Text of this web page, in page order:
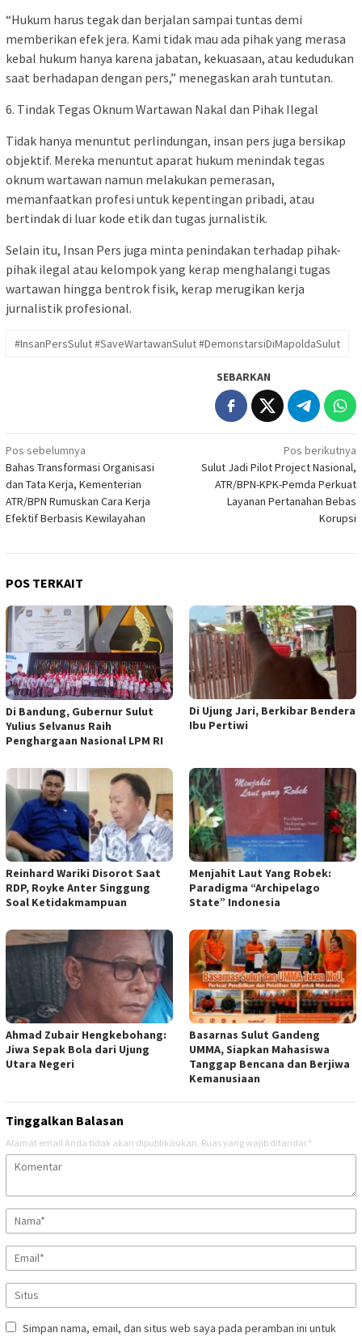
“Hukum harus tegak dan berjalan sampai tuntas demi
memberikan efek jera. Kami tidak mau ada pihak yang merasa
kebal hukum hanya karena jabatan, kekuasaan, atau kedudukan
saat berhadapan dengan pers,” menegaskan arah tuntutan.
6. Tindak Tegas Oknum Wartawan Nakal dan Pihak Ilegal
Tidak hanya menuntut perlindungan, insan pers juga bersikap
objektif. Mereka menuntut aparat hukum menindak tegas
oknum wartawan namun melakukan pemerasan,
memanfaatkan profesi untuk kepentingan pribadi, atau
bertindak di luar kode etik dan tugas jurnalistik.
Selain itu, Insan Pers juga minta penindakan terhadap pihak-
pihak ilegal atau kelompok yang kerap menghalangi tugas
wartawan hingga bentrok fisik, kerap merugikan kerja
jurnalistik profesional.
#InsanPersSulut #SaveWartawanSulut #DemonstarsiDiMapoldaSulut
SEBARKAN
Navigasi
pos
Pos sebelumnya
Bahas Transformasi Organisasi
dan Tata Kerja, Kementerian
ATR/BPN Rumuskan Cara Kerja
Efektif Berbasis Kewilayahan
Pos berikutnya
Sulut Jadi Pilot Project Nasional,
ATR/BPN-KPK-Pemda Perkuat
Layanan Pertanahan Bebas
Korupsi
POS TERKAIT
Di Bandung, Gubernur Sulut
Yulius Selvanus Raih
Penghargaan Nasional LPM RI
Di Ujung Jari, Berkibar Bendera
Ibu Pertiwi
Reinhard Wariki Disorot Saat
RDP, Royke Anter Singgung
Soal Ketidakmampuan
Menjahit Laut Yang Robek:
Paradigma “Archipelago
State” Indonesia
Ahmad Zubair Hengkebohang:
Jiwa Sepak Bola dari Ujung
Utara Negeri
Basarnas Sulut Gandeng
UMMA, Siapkan Mahasiswa
Tanggap Bencana dan Berjiwa
Kemanusiaan
Tinggalkan Balasan
Alamat email Anda tidak akan dipublikasikan. Ruas yang wajib ditandai *
Simpan nama, email, dan situs web saya pada peramban ini untuk